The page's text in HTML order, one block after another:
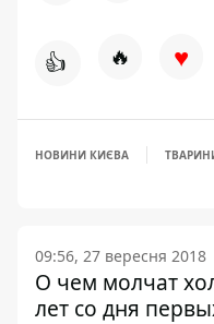
👍 🔥 ♥
НОВИНИ КИЄВА
09:56, 27 вересня 2018
О чем молчат
лет со дня